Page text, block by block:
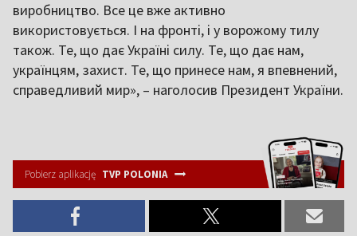
виробництво. Все це вже активно
використовується. І на фронті, і у ворожому тилу
також. Те, що дає Україні силу. Те, що дає нам,
українцям, захист. Те, що принесе нам, я впевнений,
справедливий мир», – наголосив Президент України.
Pobierz aplikację TVP POLONIA